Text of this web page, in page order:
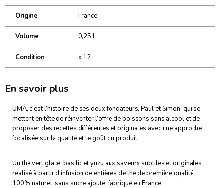
Origine France
Volume 0,25 L
Condition x 12
En savoir plus
UMÀ, c'est l’histoire de ses deux fondateurs, Paul et Simon, qui se
mettent en tête de réinventer l’offre de boissons sans alcool et de
proposer des recettes différentes et originales avec une approche
focalisée sur la qualité et le goût du produit.
Un thé vert glacé, basilic et yuzu aux saveurs subtiles et originales
réalisé à partir d'infusion de entières de thé de première qualité.
100% naturel, sans sucre ajouté, fabriqué en France.